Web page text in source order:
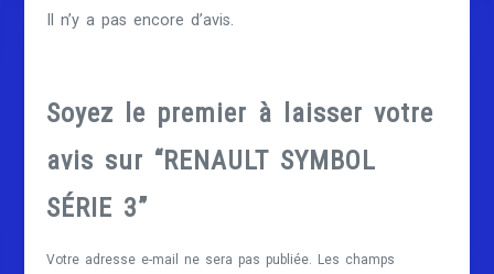
Il n’y a pas encore d’avis.
Soyez le premier à laisser votre
avis sur “RENAULT SYMBOL
SÉRIE 3”
Votre adresse e-mail ne sera pas publiée. Les champs